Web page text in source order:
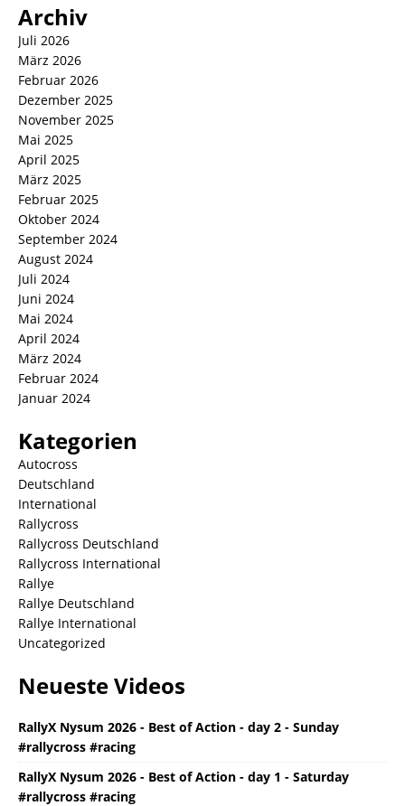
Archiv
Juli 2026
März 2026
Februar 2026
Dezember 2025
November 2025
Mai 2025
April 2025
März 2025
Februar 2025
Oktober 2024
September 2024
August 2024
Juli 2024
Juni 2024
Mai 2024
April 2024
März 2024
Februar 2024
Januar 2024
Kategorien
Autocross
Deutschland
International
Rallycross
Rallycross Deutschland
Rallycross International
Rallye
Rallye Deutschland
Rallye International
Uncategorized
Neueste Videos
RallyX Nysum 2026 - Best of Action - day 2 - Sunday
#rallycross #racing
RallyX Nysum 2026 - Best of Action - day 1 - Saturday
#rallycross #racing